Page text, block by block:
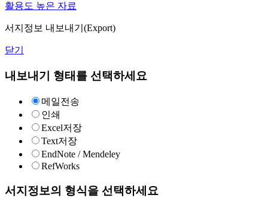
활용도 높은 자료
서지정보 내보내기(Export)
닫기
내보내기 형태를 선택하세요
메일전송
인쇄
Excel저장
Text저장
EndNote / Mendeley
RefWorks
서지정보의 형식을 선택하세요